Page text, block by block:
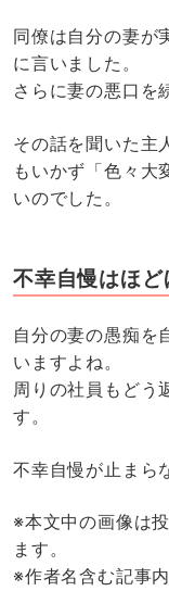
同僚は自分の妻が
に言いました。
さらに妻の悪口を
その話を聞いた主
もいかず「色々大
いのでした。
不幸自慢はほど
自分の妻の愚痴を
いますよね。
周りの社員もどう
す。
不幸自慢が止まら
※本文中の画像は
ます。
※作者名含む記事